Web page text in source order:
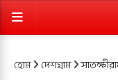
হোম দেশগ্রাম